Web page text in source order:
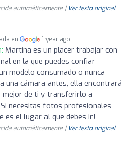
automáticamente. | Ver texto original
en 1 year ago
Martina es un placer trabajar con
en la que puedes confiar
modelo consumado o nunca
una cámara antes, ella encontrará
mejor de ti y transferirlo a
necesitas fotos profesionales
es el lugar al que debes ir!
automáticamente. | Ver texto original